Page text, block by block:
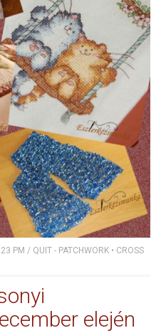
PM / QUIT - PATCHWORK • CROSS
elején